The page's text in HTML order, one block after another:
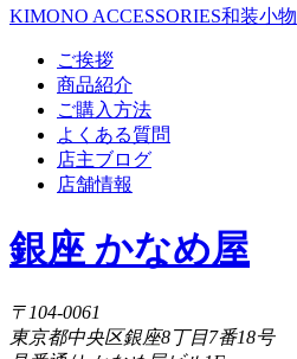
KIMONO ACCESSORIES和装小物
ご挨拶
商品紹介
ご購入方法
よくある質問
店主ブログ
店舗情報
銀座 かなめ屋
〒104-0061
東京都中央区銀座8丁目7番18号